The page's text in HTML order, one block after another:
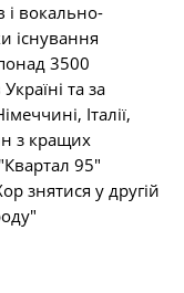
і вокально-
існування
3500
та за
Італії,
з кращих
95"
знятися у другій